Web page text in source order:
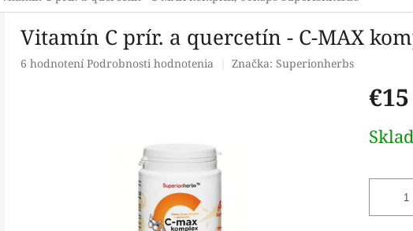
Vitamín C prír. a quercetín - C-MAX
Priemerné
6 hodnotení Podrobnosti hodnotenia Značka: Superionherbs
€15
cena: